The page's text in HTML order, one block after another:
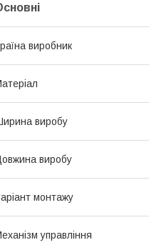
виробник
виробу
виробу
монтажу
управління